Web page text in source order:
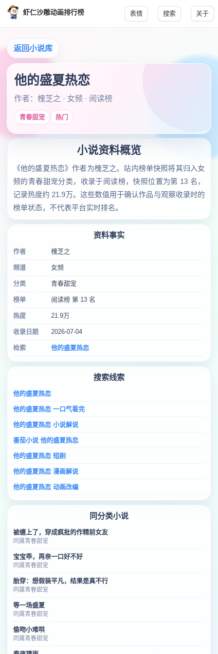
虾仁沙雕动画排行榜 表情 搜索 关于
返回小说库
他的盛夏热恋
作者：槐芝之 · 女频 · 阅读榜
青春甜宠 热门
小说资料概览
《他的盛夏热恋》作者为槐芝之。站内榜单快照将其归入女
频的青春甜宠分类，收录于阅读榜，快照位置为第 13 名，
记录热度约 21.9万。这些数值用于确认作品与观察收录时的
榜单状态，不代表平台实时排名。
资料事实
作者 槐芝之
频道 女频
分类 青春甜宠
榜单 阅读榜 第 13 名
热度 21.9万
收录日期 2026-07-04
检索 他的盛夏热恋
搜索线索
他的盛夏热恋
他的盛夏热恋 一口气看完
他的盛夏热恋 小说解说
番茄小说 他的盛夏热恋
他的盛夏热恋 短剧
他的盛夏热恋 漫画解说
他的盛夏热恋 动画改编
同分类小说
被缠上了，穿成疯批的作精前女友
同属青春甜宠
宝宝乖，再亲一口好不好
同属青春甜宠
胎穿：想假装平凡，结果是真不行
同属青春甜宠
等一场盛夏
同属青春甜宠
偷吻小难哄
同属青春甜宠